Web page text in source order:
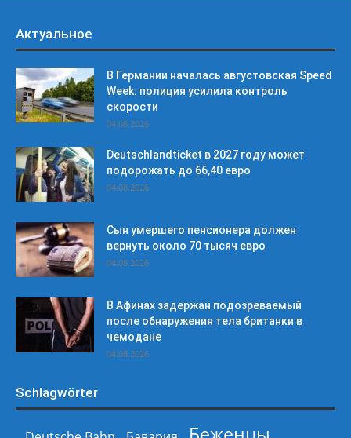
Актуальное
В Германии началась августовская Speed
Week: полиция усилила контроль
скорости
04.08.2026
Deutschlandticket в 2027 году может
подорожать до 66,40 евро
04.08.2026
Сын умершего пенсионера должен
вернуть около 70 тысяч евро
04.08.2026
В Афинах задержан подозреваемый
после обнаружения тела британки в
чемодане
04.08.2026
Schlagwörter